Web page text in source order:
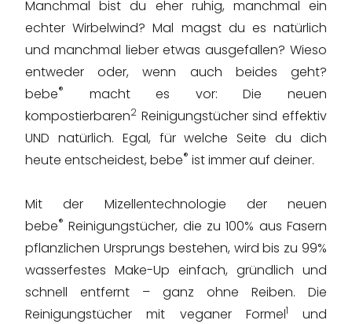
Manchmal bist du eher ruhig, manchmal ein
echter Wirbelwind? Mal magst du es natürlich
und manchmal lieber etwas ausgefallen? Wieso
entweder oder, wenn auch beides geht?
bebe®
macht es vor: Die neuen
kompostierbaren2 Reinigungstücher sind effektiv
UND natürlich. Egal, für welche Seite du dich
heute entscheidest, bebe® ist immer auf deiner.
Mit der Mizellentechnologie der neuen
bebe® Reinigungstücher, die zu 100% aus Fasern
pflanzlichen Ursprungs bestehen, wird bis zu 99%
wasserfestes Make-Up einfach, gründlich und
schnell entfernt – ganz ohne Reiben. Die
Reinigungstücher mit veganer Formel1
und